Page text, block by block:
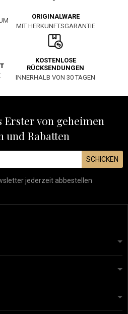
ORIGINALWARE
MIT HERKUNFTSGARANTIE
KOSTENLOSE
RÜCKSENDUNGEN
INNERHALB VON 30 TAGEN
Erster von geheimen
und Rabatten
SCHICKEN
jederzeit abbestellen
von 24 Stunden antworten.
und Versand